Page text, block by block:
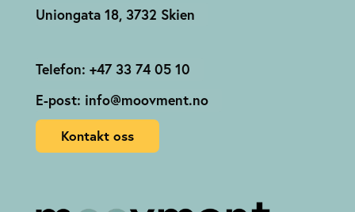
Uniongata 18, 3732 Skien
Telefon: +47 33 74 05 10
E-post: info@moovment.no
Kontakt oss